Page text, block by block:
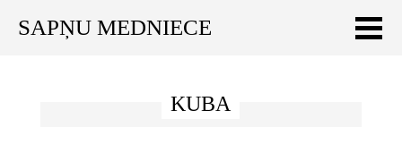
Meklēt:
SAPŅU MEDNIECE
KUBA